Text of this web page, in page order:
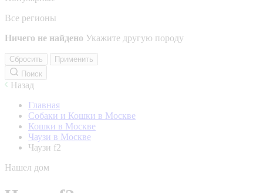
Все регионы
Ничего не найдено Укажите другую породу
Сбросить
Применить
Поиск
Назад
Главная
Собаки и Кошки в Москве
Кошки в Москве
Чаузи в Москве
Чаузи f2
Нашел дом